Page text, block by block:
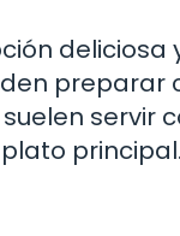
deliciosa
preparar
servir
principal.